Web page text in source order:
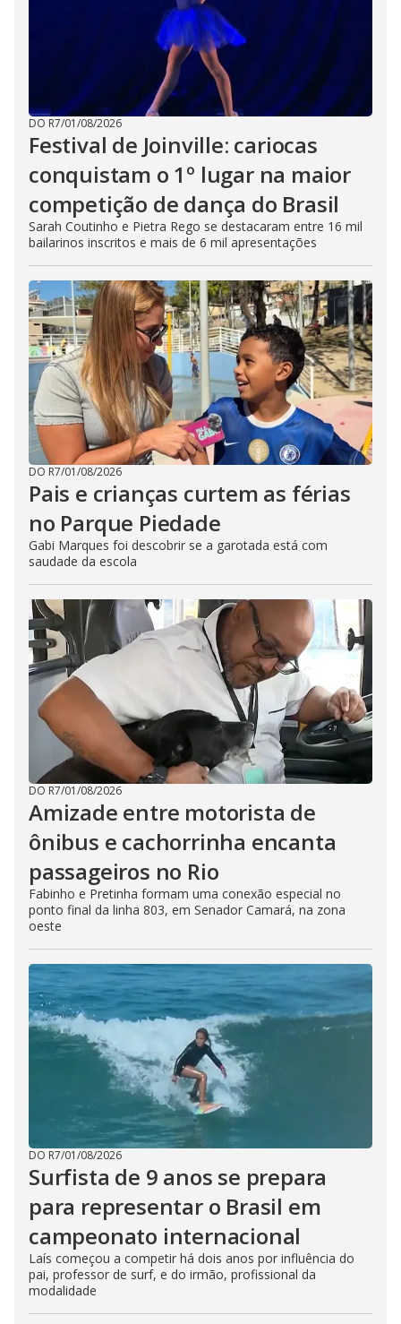
DO R7/01/08/2026
Festival de Joinville: cariocas
conquistam o 1º lugar na maior
competição de dança do Brasil
Sarah Coutinho e Pietra Rego se destacaram entre 16 mil
bailarinos inscritos e mais de 6 mil apresentações
DO R7/01/08/2026
Pais e crianças curtem as férias
no Parque Piedade
Gabi Marques foi descobrir se a garotada está com
saudade da escola
DO R7/01/08/2026
Amizade entre motorista de
ônibus e cachorrinha encanta
passageiros no Rio
Fabinho e Pretinha formam uma conexão especial no
ponto final da linha 803, em Senador Camará, na zona
oeste
DO R7/01/08/2026
Surfista de 9 anos se prepara
para representar o Brasil em
campeonato internacional
Laís começou a competir há dois anos por influência do
pai, professor de surf, e do irmão, profissional da
modalidade